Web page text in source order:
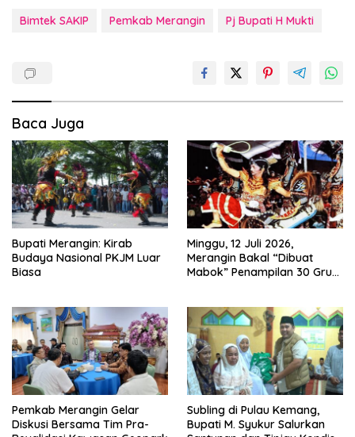
Bimtek SAKIP Pemkab Merangin Pj Bupati H Mukti
Baca Juga
Bupati Merangin: Kirab
Budaya Nasional PKJM Luar
Biasa
Minggu, 12 Juli 2026,
Merangin Bakal “Dibuat
Mabok” Penampilan 30 Grup
Pemkab Merangin Gelar
Diskusi Bersama Tim Pra-
Subling di Pulau Kemang,
Bupati M. Syukur Salurkan